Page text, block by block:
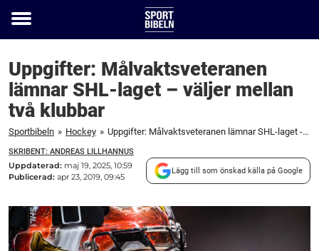
Toggle
Uppgifter: Målvaktsveteranen
lämnar SHL-laget – väljer mellan
två klubbar
Sportbibeln » Hockey » Uppgifter: Målvaktsveteranen lämnar SHL-laget - väljer mellan två klubbar
SKRIBENT: ANDREAS LILLHANNUS
Uppdaterad: maj 19, 2025, 10:59
Publicerad: apr 23, 2019, 09:45
Lägg till som önskad källa på Google